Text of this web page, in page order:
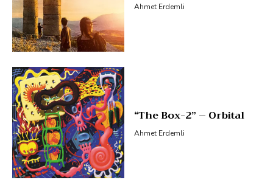
Ahmet Erdemli
“The Box-2” – Orbital
Ahmet Erdemli